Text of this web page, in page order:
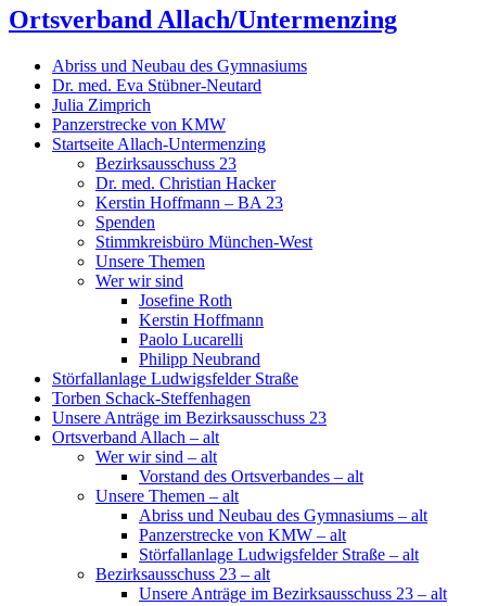
Ortsverband Allach/Untermenzing
Abriss und Neubau des Gymnasiums
Dr. med. Eva Stübner-Neutard
Julia Zimprich
Panzerstrecke von KMW
Startseite Allach-Untermenzing
Bezirksausschuss 23
Dr. med. Christian Hacker
Kerstin Hoffmann – BA 23
Spenden
Stimmkreisbüro München-West
Unsere Themen
Wer wir sind
Josefine Roth
Kerstin Hoffmann
Paolo Lucarelli
Philipp Neubrand
Störfallanlage Ludwigsfelder Straße
Torben Schack-Steffenhagen
Unsere Anträge im Bezirksausschuss 23
Ortsverband Allach – alt
Wer wir sind – alt
Vorstand des Ortsverbandes – alt
Unsere Themen – alt
Abriss und Neubau des Gymnasiums – alt
Panzerstrecke von KMW – alt
Störfallanlage Ludwigsfelder Straße – alt
Bezirksausschuss 23 – alt
Unsere Anträge im Bezirksausschuss 23 – alt